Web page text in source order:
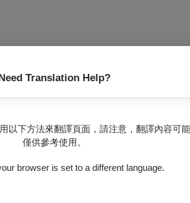
Translation Help?
以下方法來翻譯頁面，請注意，翻譯內容可
僅供參考使用。
browser is set to a different language.